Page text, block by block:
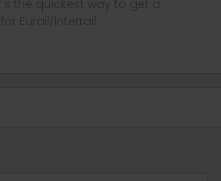
the quickest way to get a
Eurail/Interrail.